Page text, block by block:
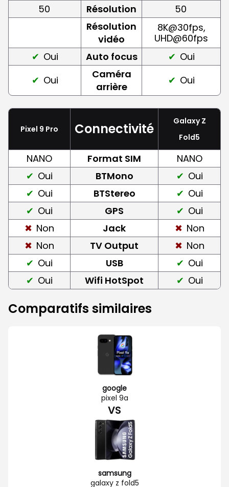
50
Résolution
50
Résolution
vidéo
8K@30fps,
UHD@60fps
Oui
Auto focus
Oui
Oui
Caméra
arrière
Oui
Pixel 9 Pro Connectivité
Galaxy Z
Fold5
NANO Format SIM
NANO
Oui
BTMono
Oui
Oui
BTStereo
Oui
Oui
GPS
Oui
Non
Jack
Non
Non
TV Output
Non
Oui
USB
Oui
Oui
Wifi HotSpot Oui
Comparatifs similaires
google
pixel 9a
VS
samsung
galaxy z fold5